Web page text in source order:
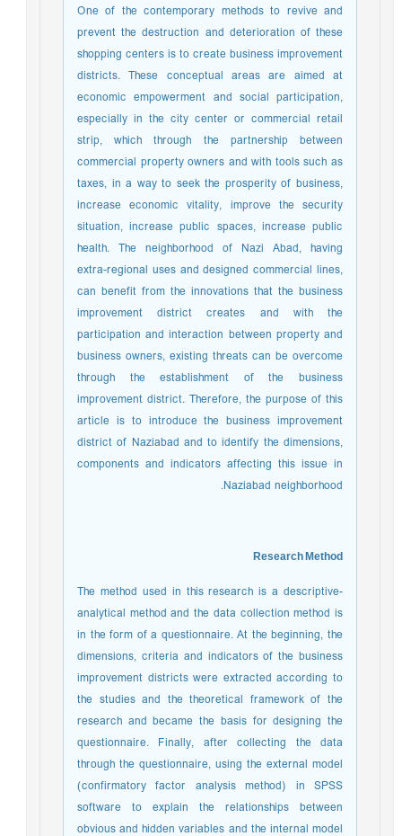
One of the contemporary methods to revive and
prevent the destruction and deterioration of these
shopping centers is to create business improvement
districts. These conceptual areas are aimed at
economic empowerment and social participation,
especially in the city center or commercial retail
strip, which through the partnership between
commercial property owners and with tools such as
taxes, in a way to seek the prosperity of business,
increase economic vitality, improve the security
situation, increase public spaces, increase public
health. The neighborhood of Nazi Abad, having
extra-regional uses and designed commercial lines,
can benefit from the innovations that the business
improvement district creates and with the
participation and interaction between property and
business owners, existing threats can be overcome
through the establishment of the business
improvement district. Therefore, the purpose of this
article is to introduce the business improvement
district of ​​Naziabad and to identify the dimensions,
components and indicators affecting this issue in
Naziabad neighborhood.
Research Method
The method used in this research is a descriptive-
analytical method and the data collection method is
in the form of a questionnaire. At the beginning, the
dimensions, criteria and indicators of the business
improvement districts were extracted according to
the studies and the theoretical framework of the
research and became the basis for designing the
questionnaire. Finally, after collecting the data
through the questionnaire, using the external model
(confirmatory factor analysis method) in SPSS
software to explain the relationships between
obvious and hidden variables and the internal model